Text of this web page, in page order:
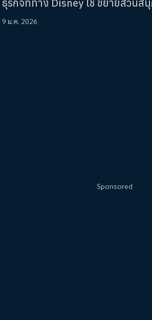
ธุรกิจที่ทาง Disney ใช้ ขยายสวนส
9 ม.ค. 2026
Sponsored